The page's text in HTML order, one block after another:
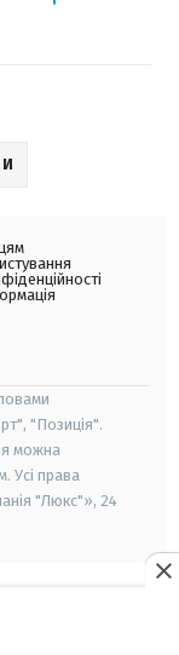
"Позиція".
можна
Усі права
"Люкс"», 24